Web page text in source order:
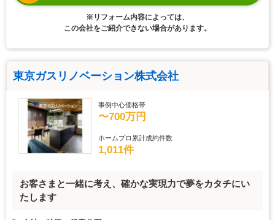
※リフォーム内容によっては、
この会社をご紹介できない場合があります。
東京ガスリノベーション株式会社
事例中心価格帯
〜700万円
ホームプロ累計成約件数
1,011件
お客さまと一緒に考え、確かな実現力で夢をカタチにい
たします